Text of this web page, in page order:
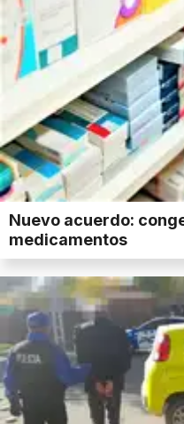
Nuevo acuerdo:
medicamentos